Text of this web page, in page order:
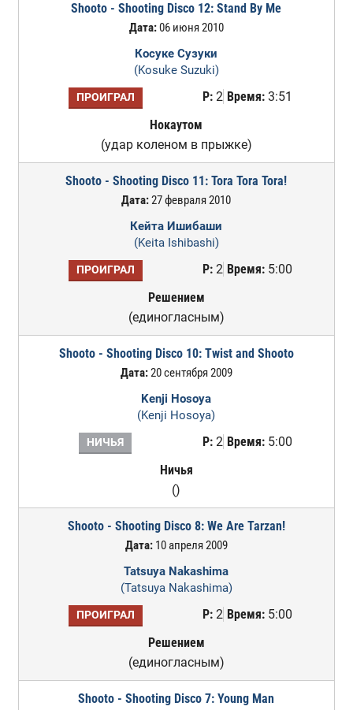
Shooto - Shooting Disco 12: Stand By Me
Дата:06 июня 2010
Косуке Сузуки
(Kosuke Suzuki)
ПРОИГРАЛ Р:2 Время:3:51
Нокаутом
(удар коленом в прыжке)
Shooto - Shooting Disco 11: Tora Tora Tora!
Дата:27 февраля 2010
Кейта Ишибаши
(Keita Ishibashi)
ПРОИГРАЛ Р:2 Время:5:00
Решением
(единогласным)
Shooto - Shooting Disco 10: Twist and Shooto
Дата:20 сентября 2009
Kenji Hosoya
(Kenji Hosoya)
НИЧЬЯ Р:2 Время:5:00
Ничья
()
Shooto - Shooting Disco 8: We Are Tarzan!
Дата:10 апреля 2009
Tatsuya Nakashima
(Tatsuya Nakashima)
ПРОИГРАЛ Р:2 Время:5:00
Решением
(единогласным)
Shooto - Shooting Disco 7: Young Man